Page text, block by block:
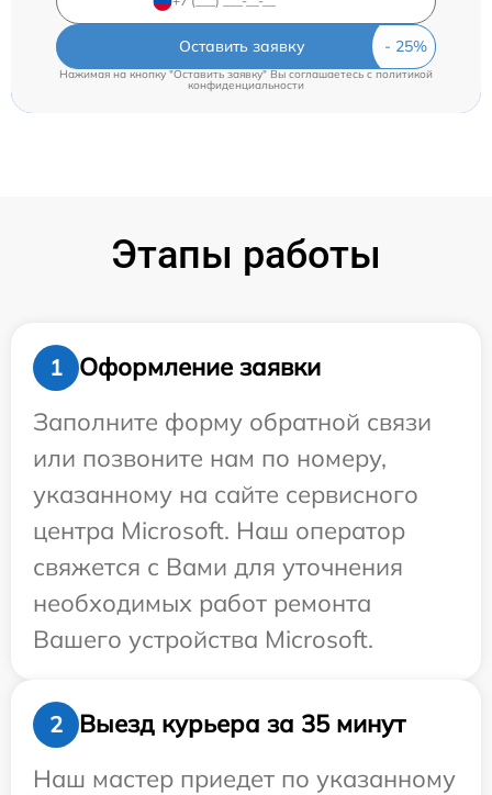
Оставить заявку
Нажимая на кнопку "Оставить заявку" Вы соглашаетесь cполитикой
конфиденциальности
Этапы работы
1
Оформление заявки
Заполните форму обратной связи
или позвоните нам по номеру,
указанному на сайте сервисного
центра Microsoft. Наш оператор
свяжется с Вами для уточнения
необходимых работ ремонта
Вашего устройства Microsoft.
2
Выезд курьера за 35 минут
Наш мастер приедет по указанному